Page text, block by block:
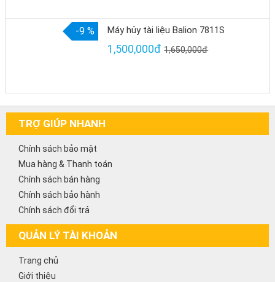
-9 % Máy hủy tài liệu Balion 7811S
1,500,000đ 1,650,000đ
TRỢ GIÚP NHANH
Chính sách bảo mật
Mua hàng & Thanh toán
Chính sách bán hàng
Chính sách bảo hành
Chính sách đổi trả
QUẢN LÝ TÀI KHOẢN
Trang chủ
Giới thiệu